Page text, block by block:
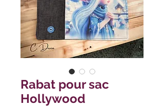
Rabat pour sac
Hollywood